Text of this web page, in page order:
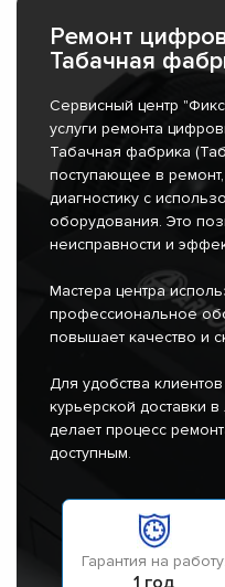
Ремонт
Табачная
Сервисный центр
услуги ремонта
Табачная фабрика
поступающее в
диагностику с
оборудования. Это
неисправности и
Мастера центра
профессиональное
повышает качество и
Для удобства
курьерской доставки
делает процесс
доступным.
Гарантия на работу: